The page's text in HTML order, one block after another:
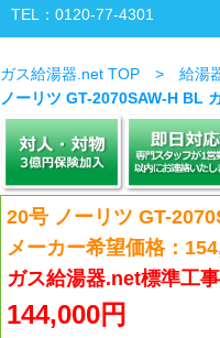
TEL：0120-77-4301
ガス給湯器.net TOP > 給湯
ノーリツ GT-2070SAW-H BL
20号 ノーリツ GT-
メーカー希望価格：
ガス給湯器.net標準工
144,000円